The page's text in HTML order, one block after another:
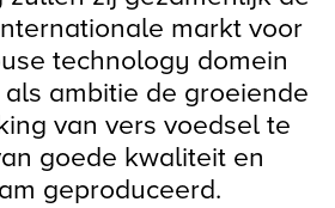
markt voor
technology domein
ambitie de groeiende
van vers voedsel te
goede kwaliteit en
geproduceerd.